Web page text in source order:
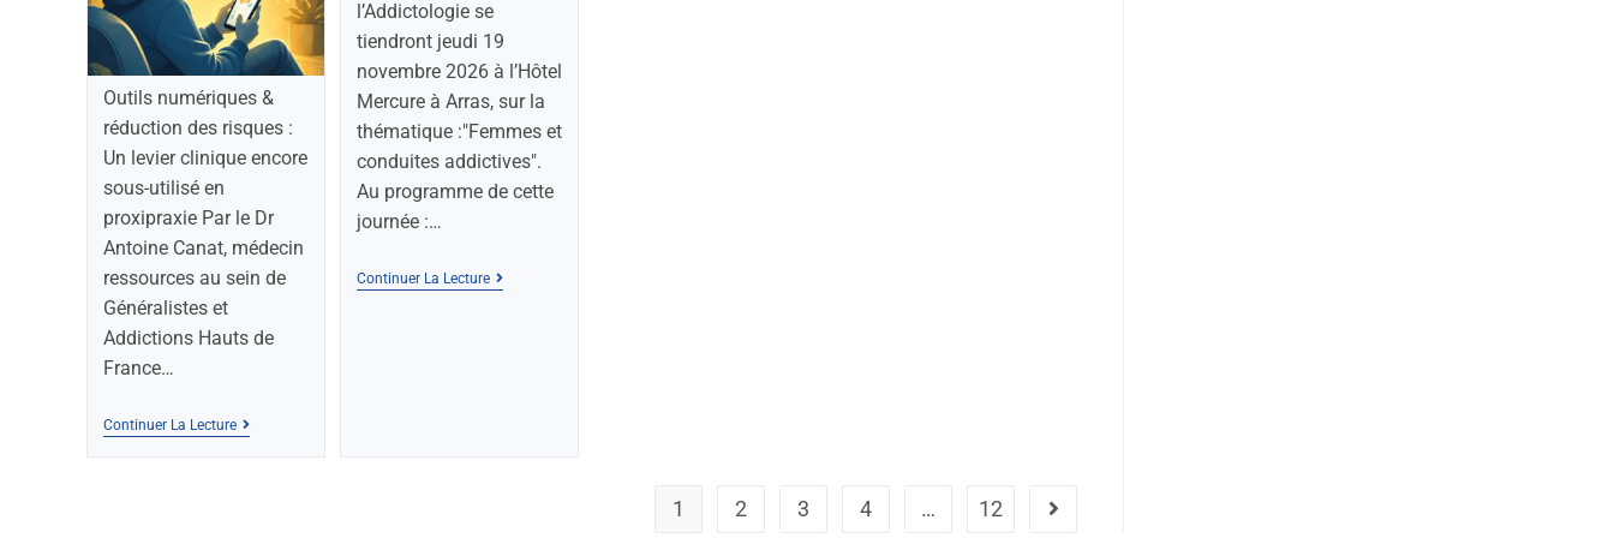
Outils numériques &
réduction des risques :
Un levier clinique encore
sous-utilisé en
proxipraxie Par le Dr
Antoine Canat, médecin
ressources au sein de
Généralistes et
Addictions Hauts de
France…
Continuer La Lecture
l’Addictologie se
tiendront jeudi 19
novembre 2026 à l’Hôtel
Mercure à Arras, sur la
thématique :"Femmes et
conduites addictives".
Au programme de cette
journée :…
Continuer La Lecture
1 2 3 4 … 12